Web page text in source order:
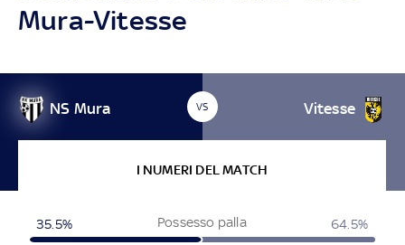
Mura-Vitesse
NS Mura VS Vitesse
I NUMERI DEL MATCH
Possesso palla
35.5% 64.5%